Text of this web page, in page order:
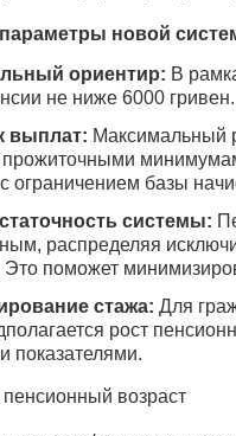
новой
ориентир: В
не ниже 6000 гривен.
выплат: Максимальный
ограничением базы
системы:
распределяя
Это поможет
стажа: Для
рост
показателями.
возраст